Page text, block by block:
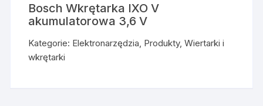
Bosch Wkrętarka IXO V
akumulatorowa 3,6 V
Kategorie: Elektronarzędzia Produkty,Wiertarki i
wkrętarki